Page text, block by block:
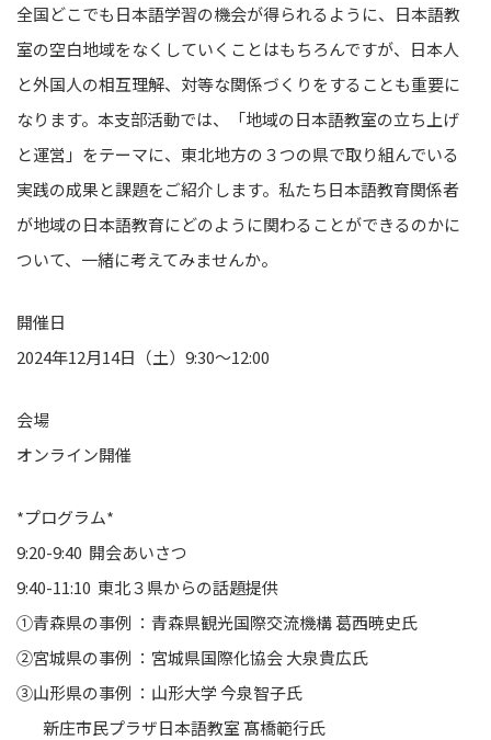
全国どこでも日本語学習の機会が得られるように、日本語教
室の空白地域をなくしていくことはもちろんですが、日本人
と外国人の相互理解、対等な関係づくりをすることも重要に
なります。本支部活動では、「地域の日本語教室の立ち上げ
と運営」をテーマに、東北地方の３つの県で取り組んでいる
実践の成果と課題をご紹介します。私たち日本語教育関係者
が地域の日本語教育にどのように関わることができるのかに
ついて、一緒に考えてみませんか。
開催日
2024年12月14日（土）9:30～12:00
会場
オンライン開催
*プログラム*
9:20-9:40 開会あいさつ
9:40-11:10 東北３県からの話題提供
①青森県の事例 ：青森県観光国際交流機構 葛西暁史氏
②宮城県の事例 ：宮城県国際化協会 大泉貴広氏
③山形県の事例 ：山形大学 今泉智子氏
新庄市民プラザ日本語教室 髙橋範行氏